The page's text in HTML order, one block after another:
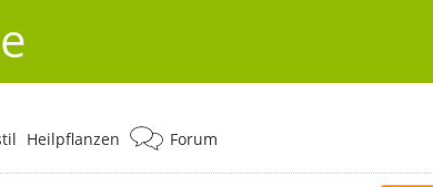
Heilpflanzen Forum